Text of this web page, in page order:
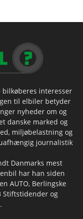
interesser
til elbiler betyder
nyheder om og
danske marked og
miljøbelastning og
journalistik
Danmarks mest
har han siden
AUTO, Berlingske
Stiftstidender og